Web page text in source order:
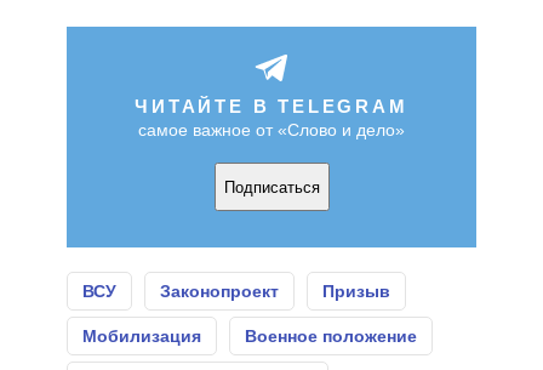
ЧИТАЙТЕ В TELEGRAM
самое важное от «Слово и дело»
Подписаться
ВСУ Законопроект Призыв
Мобилизация Военное положение